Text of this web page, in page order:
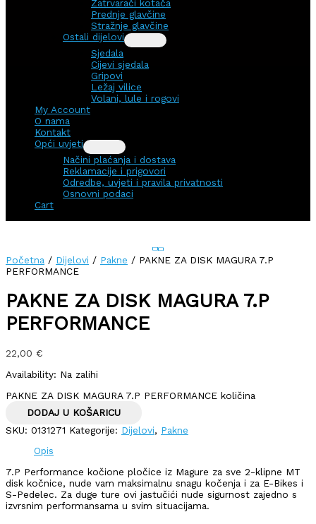
Zatrvarači kotača
Prednje glavčine
Stražnje glavčine
Ostali dijelovi
Sjedala
Cijevi sjedala
Gripovi
Ležaj vilice
Volani, lule i rogovi
My Account
O nama
Kontakt
Opći uvjeti
Načini plaćanja i dostava
Reklamacije i prigovori
Odredbe, uvjeti i pravila privatnosti
Osnovni podaci
Cart
Početna / Dijelovi / Pakne / PAKNE ZA DISK MAGURA 7.P
PERFORMANCE
PAKNE ZA DISK MAGURA 7.P
PERFORMANCE
22,00 €
Availability: Na zalihi
PAKNE ZA DISK MAGURA 7.P PERFORMANCE količina
DODAJ U KOŠARICU
SKU: 0131271 Kategorije: Dijelovi, Pakne
Opis
7.P Performance kočione pločice iz Magure za sve 2-klipne MT
disk kočnice, nude vam maksimalnu snagu kočenja i za E-Bikes i
S-Pedelec. Za duge ture ovi jastučići nude sigurnost zajedno s
izvrsnim performansama u svim situacijama.